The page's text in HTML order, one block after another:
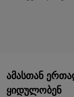
ამასთან
ყიდულობენ